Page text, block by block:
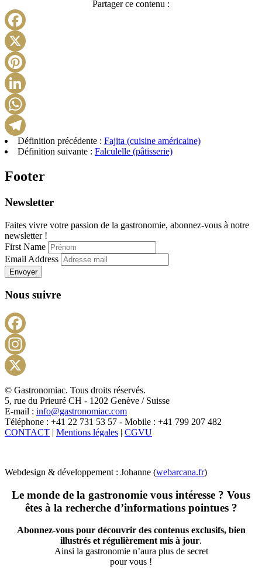
Partager ce contenu :
Telegram
Définition précédente : Fajita (cuisine américaine)
Définition suivante : Falculelle (pâtisserie)
Footer
Newsletter
Faites vivre votre passion de la gastronomie, abonnez-vous à notre
newsletter !
First Name
Email Address
Envoyer
Nous suivre
X
© Gastronomiac. Tous droits réservés.
5, rue du Prieuré CH - 1202 Genève / Suisse
E-mail : info@gastronomiac.com
Téléphone : +41 22 731 53 57 - Mobile : +41 799 207 482
CONTACT | Mentions légales | CGVU
Webdesign & développement : Johanne (webarcana.fr)
Le monde de la gastronomie vous intéresse ? Vous
êtes à la recherche d’informations pointues ?
Abonnez-vous pour découvrir des contenus exclusifs, bien
illustrés et régulièrement mis à jour.
Ainsi la gastronomie n’aura plus de secret
pour vous !